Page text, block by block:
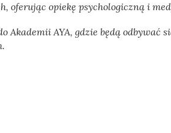
oferując opiekę psychologiczną i
Akademii AYA, gdzie będą